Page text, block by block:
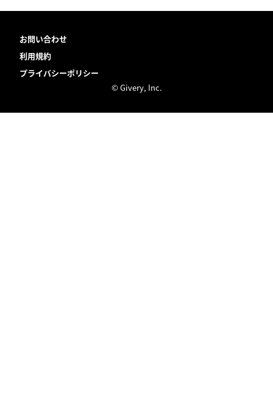
お問い合わせ
利用規約
プライバシーポリシー
© Givery, Inc.